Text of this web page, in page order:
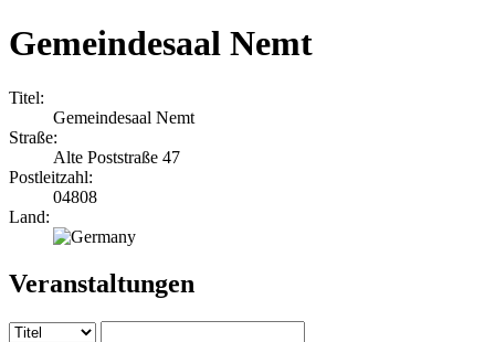
Gemeindesaal Nemt
Titel:
Gemeindesaal Nemt
Straße:
Alte Poststraße 47
Postleitzahl:
04808
Land:
Veranstaltungen